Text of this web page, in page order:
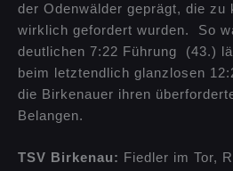
der Odenwälder geprägt, die zu
wirklich gefordert wurden. So
deutlichen 7:22 Führung (43.)
beim letztendlich glanzlosen
die Birkenauer ihren
Belangen.
TSV Birkenau: Fiedler im Tor,